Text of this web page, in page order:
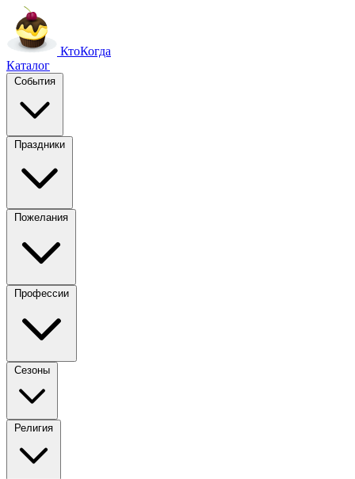
КтоКогда
Каталог
События
Праздники
Пожелания
Профессии
Сезоны
Религия